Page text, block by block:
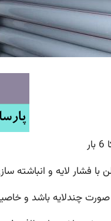
چندلایه باشد و